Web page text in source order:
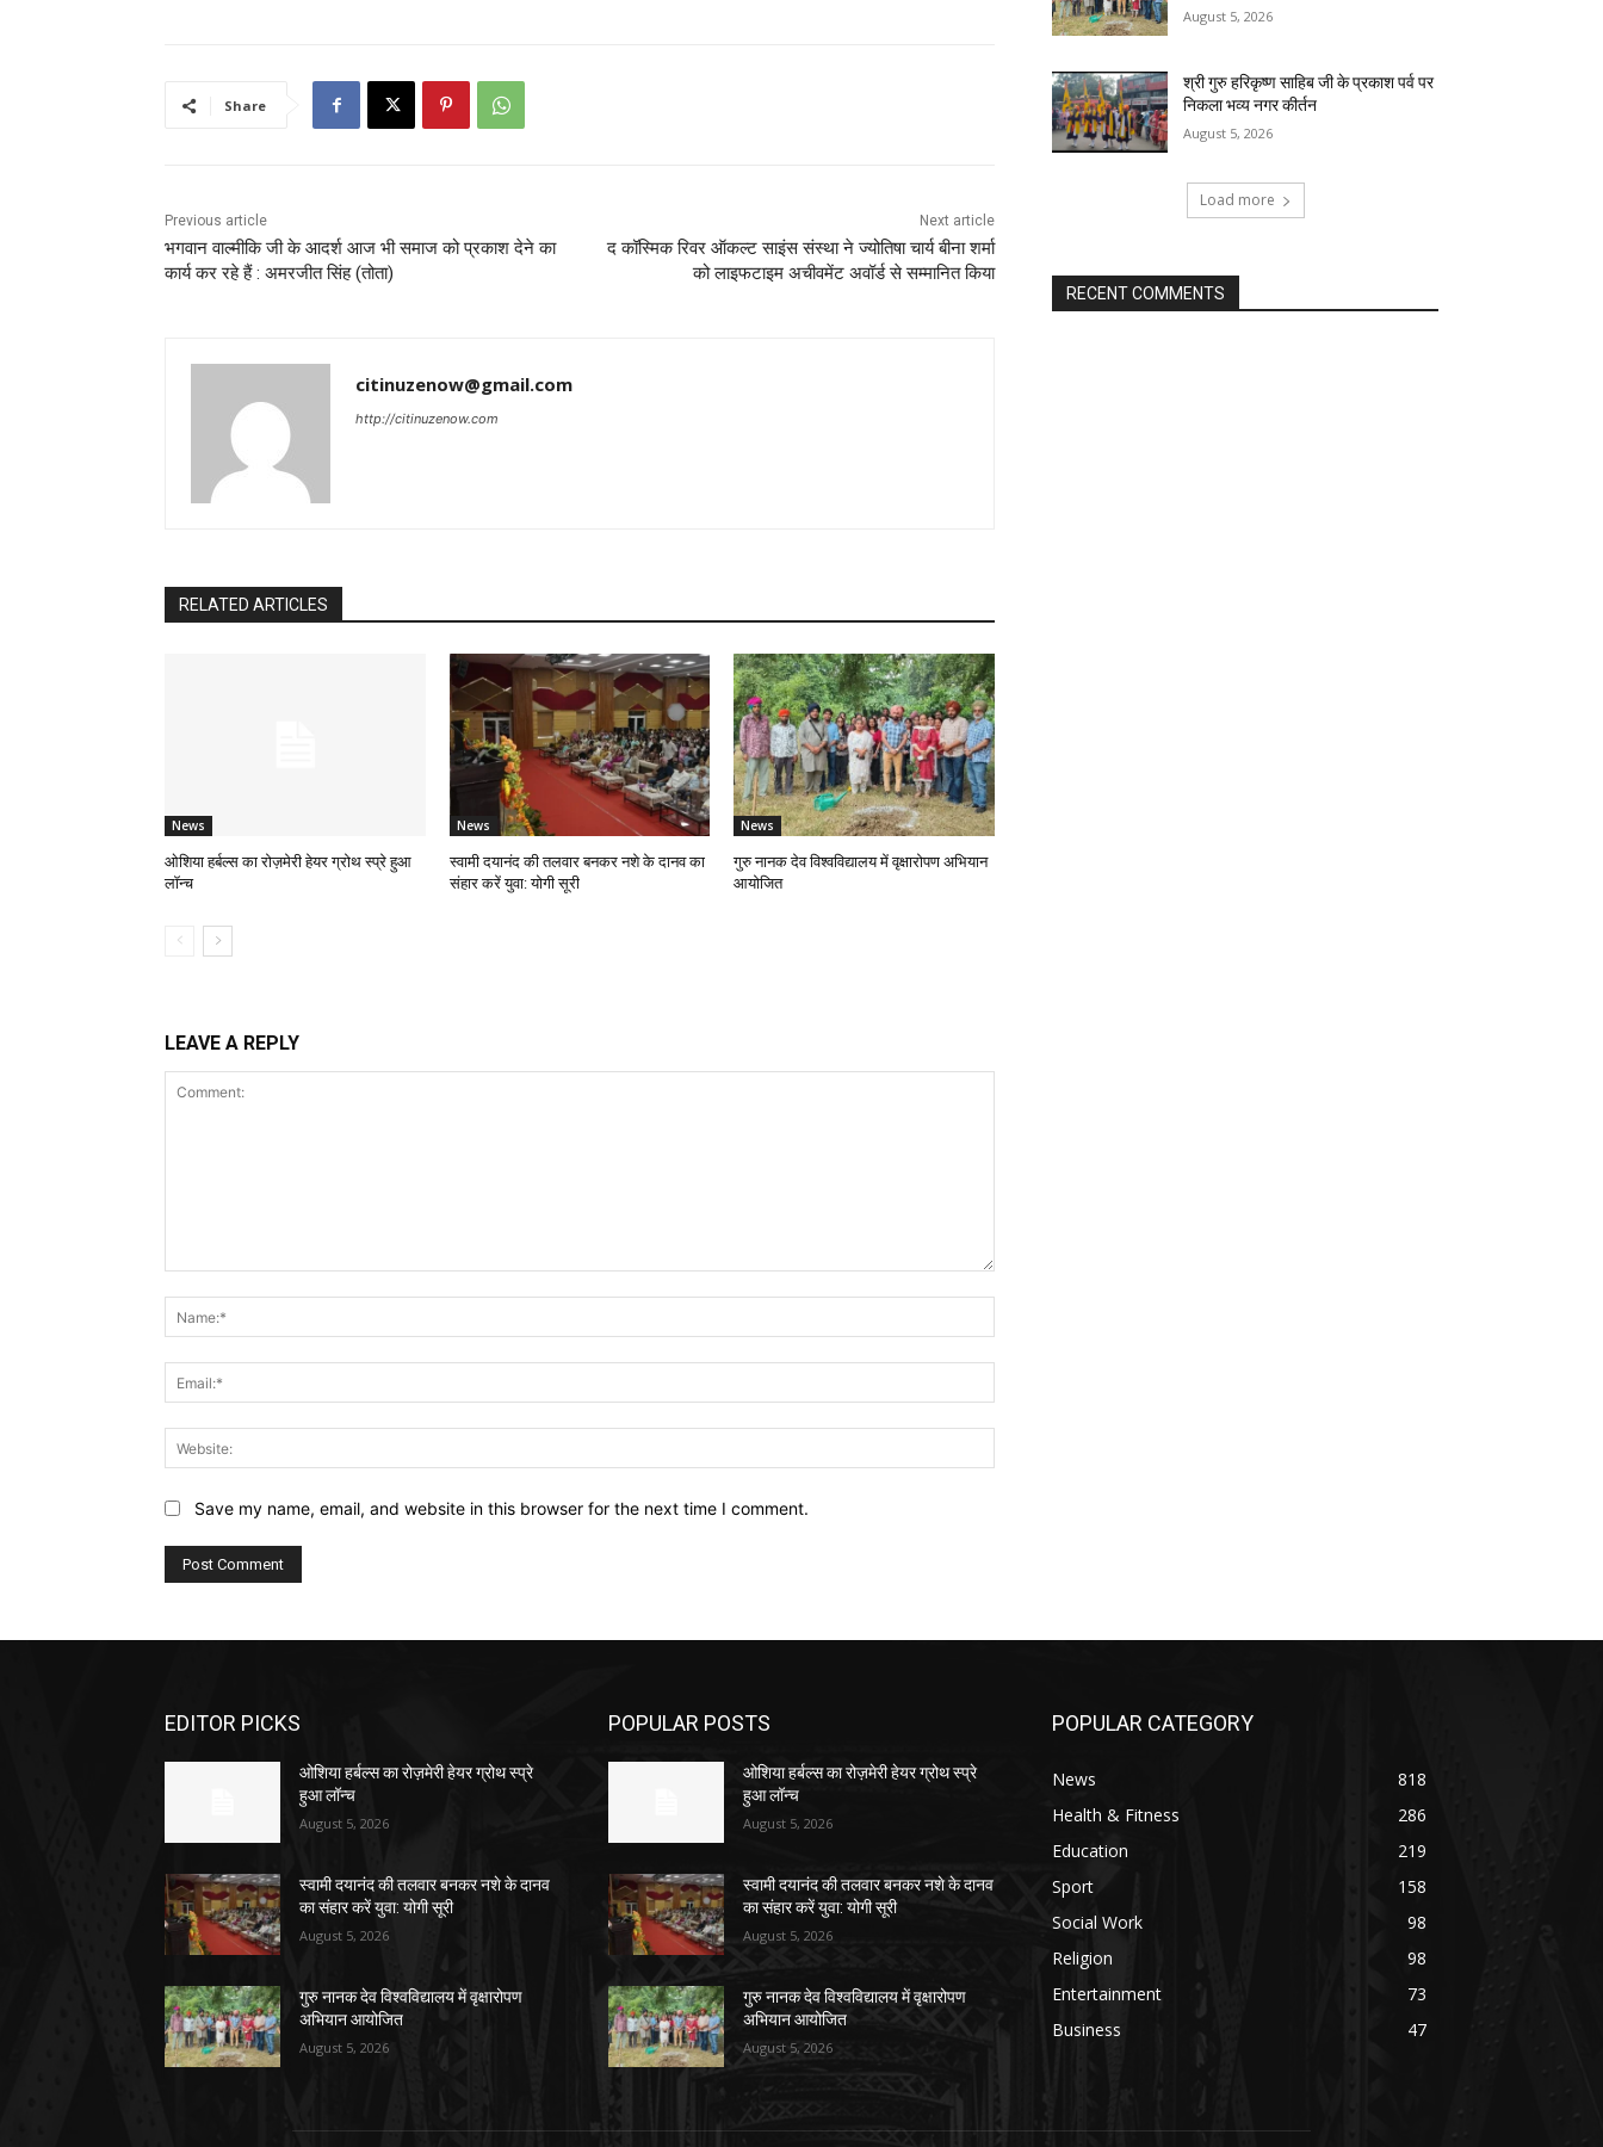
Share
Previous article
भगवान वाल्मीकि जी के आदर्श आज भी समाज को प्रकाश देने का
कार्य कर रहे हैं : अमरजीत सिंह (तोता)
Next article
द कॉस्मिक रिवर ऑकल्ट साइंस संस्था ने ज्योतिषा चार्य बीना शर्मा
को लाइफटाइम अचीवमेंट अवॉर्ड से सम्मानित किया
citinuzenow@gmail.com
http://citinuzenow.com
RELATED ARTICLES
News
ओशिया हर्बल्स का रोज़मेरी हेयर ग्रोथ स्प्रे हुआ
लॉन्च
News
स्वामी दयानंद की तलवार बनकर नशे के दानव का
संहार करें युवा: योगी सूरी
News
गुरु नानक देव विश्वविद्यालय में वृक्षारोपण अभियान
आयोजित
LEAVE A REPLY
Save my name, email, and website in this browser for the next time I comment.
August 5, 2026
श्री गुरु हरिकृष्ण साहिब जी के प्रकाश पर्व पर
निकला भव्य नगर कीर्तन
August 5, 2026
Load more
RECENT COMMENTS
EDITOR PICKS
ओशिया हर्बल्स का रोज़मेरी हेयर ग्रोथ स्प्रे
हुआ लॉन्च
August 5, 2026
स्वामी दयानंद की तलवार बनकर नशे के दानव
का संहार करें युवा: योगी सूरी
August 5, 2026
गुरु नानक देव विश्वविद्यालय में वृक्षारोपण
अभियान आयोजित
August 5, 2026
POPULAR POSTS
ओशिया हर्बल्स का रोज़मेरी हेयर ग्रोथ स्प्रे
हुआ लॉन्च
August 5, 2026
स्वामी दयानंद की तलवार बनकर नशे के दानव
का संहार करें युवा: योगी सूरी
August 5, 2026
गुरु नानक देव विश्वविद्यालय में वृक्षारोपण
अभियान आयोजित
August 5, 2026
POPULAR CATEGORY
News
818
Health & Fitness
286
Education
219
Sport
158
Social Work
98
Religion
98
Entertainment
73
Business
47